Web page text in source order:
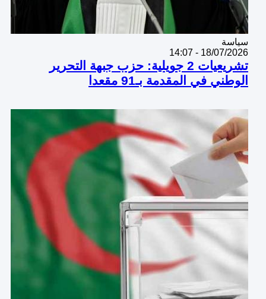
Catégorie
سياسة
18/07/2026 - 14:07
تشريعيات 2 جويلية: حزب جبهة التحرير
الوطني في المقدمة بـ91 مقعدا